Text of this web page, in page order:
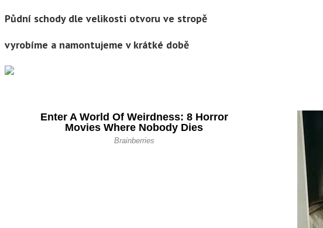
Půdní schody dle velikosti otvoru ve stropě
vyrobíme a namontujeme v krátké době